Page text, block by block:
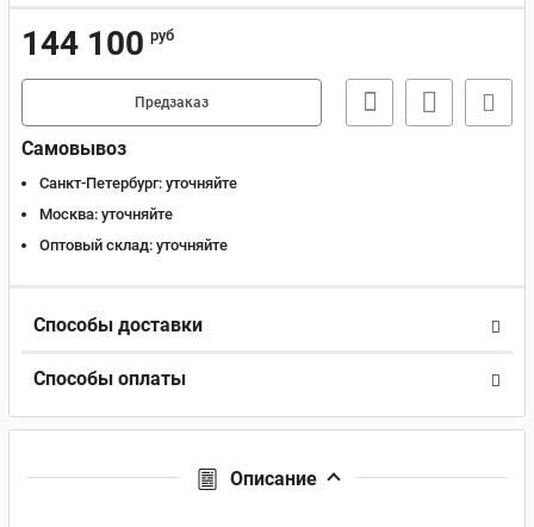
144 100 руб
Предзаказ
Самовывоз
Санкт-Петербург: уточняйте
Москва: уточняйте
Оптовый склад: уточняйте
Способы доставки
Способы оплаты
Описание